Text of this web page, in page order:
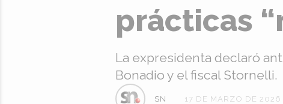
prácticas
La expresidenta declaró
Bonadio y el fiscal Stornelli.
17 DE MARZO DE 2026
SN